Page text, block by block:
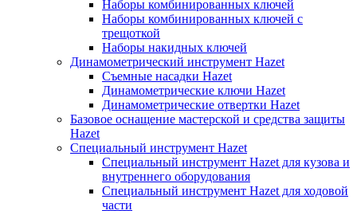
Наборы комбинированных ключей
Наборы комбинированных ключей с
трещоткой
Наборы накидных ключей
Динамометрический инструмент Hazet
Съемные насадки Hazet
Динамометрические ключи Hazet
Динамометрические отвертки Hazet
Базовое оснащение мастерской и средства защиты
Hazet
Специальный инструмент Hazet
Специальный инструмент Hazet для кузова и
внутреннего оборудования
Специальный инструмент Hazet для ходовой
части